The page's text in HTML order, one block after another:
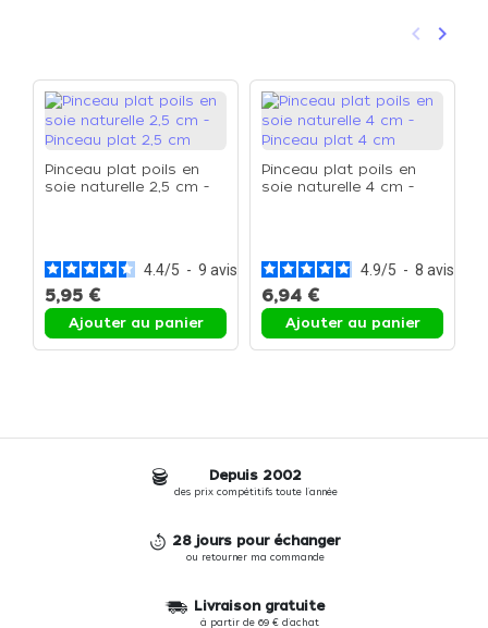
Précédent
keyboard_arrow_left keyboard_arrow_right
Pinceau plat poils en
soie naturelle 2,5 cm -
4.4/5 - 9 avis
5,95 €
Ajouter au panier
Pinceau plat poils en
soie naturelle 4 cm -
4.9/5 - 8 avis
6,94 €
Ajouter au panier
Depuis 2002
des prix compétitifs toute l'année
28 jours pour échanger
ou retourner ma commande
Livraison gratuite
à partir de 69 € d'achat